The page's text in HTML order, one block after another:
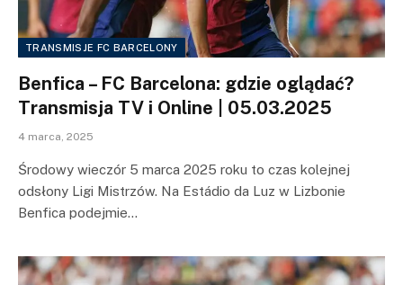
TRANSMISJE FC BARCELONY
Benfica – FC Barcelona: gdzie oglądać?
Transmisja TV i Online | 05.03.2025
4 marca, 2025
Środowy wieczór 5 marca 2025 roku to czas kolejnej
odsłony Ligi Mistrzów. Na Estádio da Luz w Lizbonie
Benfica podejmie…